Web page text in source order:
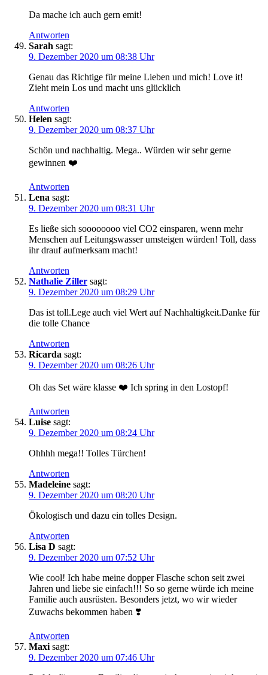
Da mache ich auch gern emit!
Antworten
Sarah sagt:
9. Dezember 2020 um 08:38 Uhr
Genau das Richtige für meine Lieben und mich! Love it!
Zieht mein Los und macht uns glücklich
Antworten
Helen sagt:
9. Dezember 2020 um 08:37 Uhr
Schön und nachhaltig. Mega.. Würden wir sehr gerne
gewinnen ❤️
Antworten
Lena sagt:
9. Dezember 2020 um 08:31 Uhr
Es ließe sich soooooooo viel CO2 einsparen, wenn mehr
Menschen auf Leitungswasser umsteigen würden! Toll, dass
ihr drauf aufmerksam macht!
Antworten
Nathalie Ziller sagt:
9. Dezember 2020 um 08:29 Uhr
Das ist toll.Lege auch viel Wert auf Nachhaltigkeit.Danke für
die tolle Chance
Antworten
Ricarda sagt:
9. Dezember 2020 um 08:26 Uhr
Oh das Set wäre klasse ❤️ Ich spring in den Lostopf!
Antworten
Luise sagt:
9. Dezember 2020 um 08:24 Uhr
Ohhhh mega!! Tolles Türchen!
Antworten
Madeleine sagt:
9. Dezember 2020 um 08:20 Uhr
Ökologisch und dazu ein tolles Design.
Antworten
Lisa D sagt:
9. Dezember 2020 um 07:52 Uhr
Wie cool! Ich habe meine dopper Flasche schon seit zwei
Jahren und liebe sie einfach!!! So so gerne würde ich meine
Familie auch ausrüsten. Besonders jetzt, wo wir wieder
Zuwachs bekommen haben ❣️
Antworten
Maxi sagt:
9. Dezember 2020 um 07:46 Uhr